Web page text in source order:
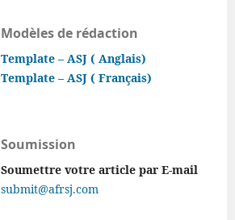
Modèles de rédaction
Template – ASJ ( Anglais)
Template – ASJ ( Français)
Soumission
Soumettre votre article par E-mail
submit@afrsj.com